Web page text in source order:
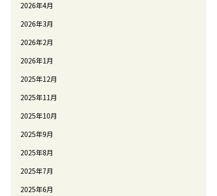
2026年4月
2026年3月
2026年2月
2026年1月
2025年12月
2025年11月
2025年10月
2025年9月
2025年8月
2025年7月
2025年6月